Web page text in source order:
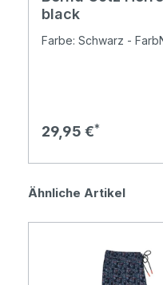
black
Farbe: Schwarz -
Regulärer Preis:
29,95 €
Produktgalerie
Ähnliche Artikel